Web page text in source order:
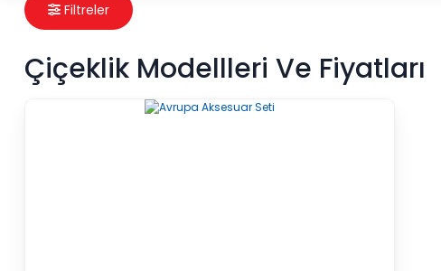
Filtreler
Çiçeklik Modellleri Ve Fiyatları